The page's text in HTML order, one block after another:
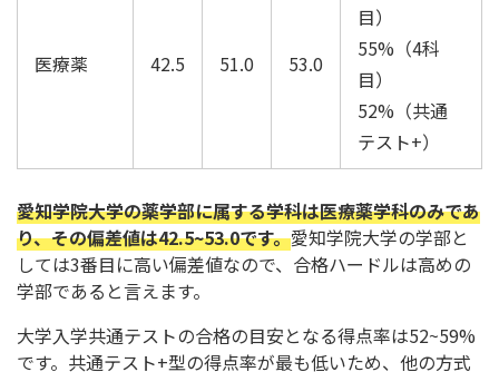
医療薬 42.5 51.0 53.0
目）
55%（4科
目）
52%（共通
テスト+）
愛知学院大学の薬学部に属する学科は医療薬学科のみであ
り、その偏差値は42.5~53.0です。愛知学院大学の学部と
しては3番目に高い偏差値なので、合格ハードルは高めの
学部であると言えます。
大学入学共通テストの合格の目安となる得点率は52~59%
です。共通テスト+型の得点率が最も低いため、他の方式